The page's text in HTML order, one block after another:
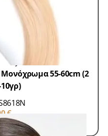
Μονόχρωμα 55-60cm (2
€
ΚΑΛΑΘΙ